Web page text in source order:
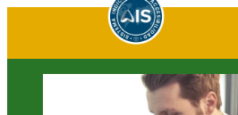
contenido